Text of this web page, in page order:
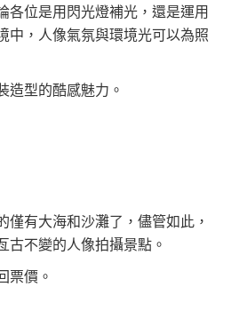
各位是用閃光燈補光，還是運用
中，人像氣氛與環境光可以為照
造型的酷感魅力。
有大海和沙灘了，儘管如此，
不變的人像拍攝景點。
票價。